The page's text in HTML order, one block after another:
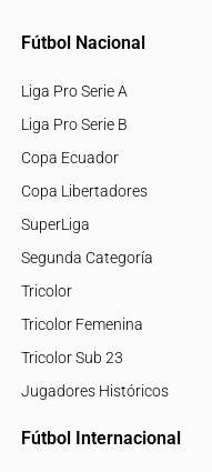
Fútbol Nacional
Liga Pro Serie A
Liga Pro Serie B
Copa Ecuador
Copa Libertadores
SuperLiga
Segunda Categoría
Tricolor
Tricolor Femenina
Tricolor Sub 23
Jugadores Históricos
Fútbol Internacional